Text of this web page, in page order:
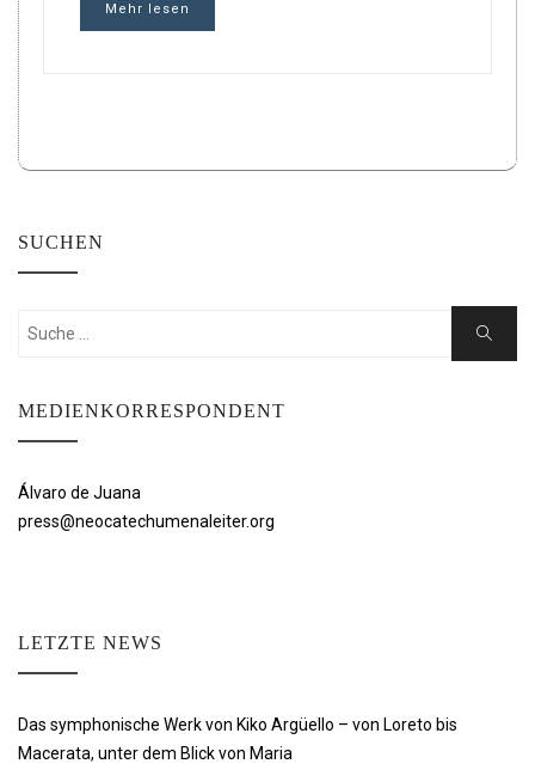
Mehr lesen
SUCHEN
Suchen
Suche
MEDIENKORRESPONDENT
Álvaro de Juana
press@neocatechumenaleiter.org
LETZTE NEWS
Das symphonische Werk von Kiko Argüello – von Loreto bis
Macerata, unter dem Blick von Maria